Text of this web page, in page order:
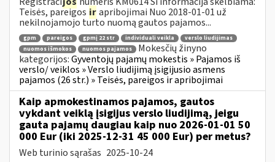
Teisės, pareigos irapribojimai Nuo 2018-01-01 už
nekilnojamojo turto nuomą gautos pajamos...
gpm pareigos gpmį 22 str individuali veikla
verslo liudijimas
nuomos išmokos
nuomos pajamos
Mokesčių žinyno
kategorijos:Gyventojų pajamų mokestis » Pajamos iš
verslo/ veiklos » Verslo liudijimą įsigijusio asmens
pajamos (26 str.) » Teisės, pareigos ir apribojimai
Kaip apmokestinamos pajamos, gautos
vykdant veiklą įsigijus verslo liudijimą, jeigu
gauta pajamų daugiau kaip nuo 2026-01-01 50
000 Eur (iki 2025-12-31 45 000 Eur) per metus?
Web turinio sąrašas 2025-10-24